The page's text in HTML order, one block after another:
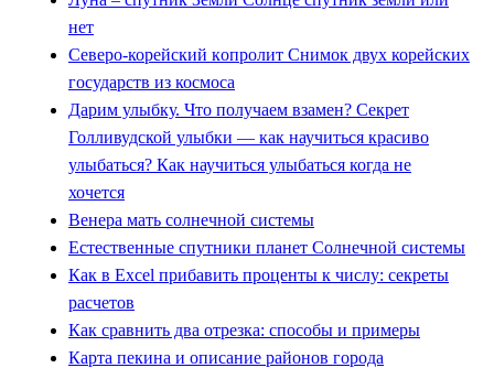
нет
Северо-корейский кoпролит Снимок двух корейских
государств из космоса
Дарим улыбку. Что получаем взамен? Секрет
Голливудской улыбки — как научиться красиво
улыбаться? Как научиться улыбаться когда не
хочется
Венера мать солнечной системы
Естественные спутники планет Cолнечной системы
Как в Excel прибавить проценты к числу: секреты
расчетов
Как сравнить два отрезка: способы и примеры
Карта пекина и описание районов города